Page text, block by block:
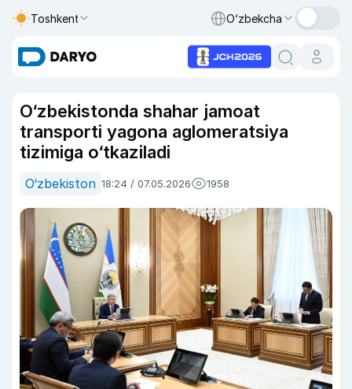
Toshkent O‘zbekcha
O‘zbekistonda shahar jamoat
transporti yagona aglomeratsiya
tizimiga o‘tkaziladi
O‘zbekiston 18:24 / 07.05.2026 1958